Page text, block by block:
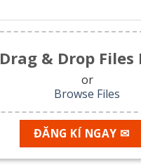
Drag & Drop Files
or
Browse Files